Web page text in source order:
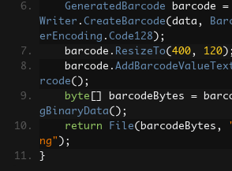
GeneratedBarcode barcode =
Writer . CreateBarcode( data ,
erEncoding . Code128 );
    barcode
. ResizeTo( 400, 120 );
    barcode
.
rcode();
byte
barcodeBytes =
gBinaryData();
return
File( barcodeBytes ,
ng" );
}